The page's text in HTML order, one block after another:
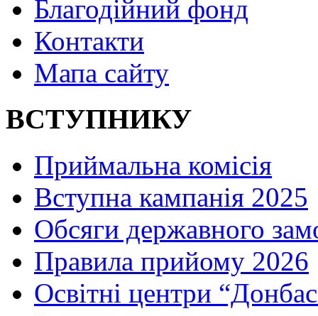
Благодійний фонд
Контакти
Мапа сайту
ВСТУПНИКУ
Приймальна комісія
Вступна кампанія 2025
Обсяги державного
Правила прийому 2026
Освітні центри